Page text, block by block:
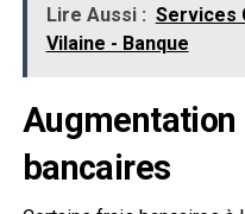
Lire Aussi : Services
Vilaine - Banque
bancaires